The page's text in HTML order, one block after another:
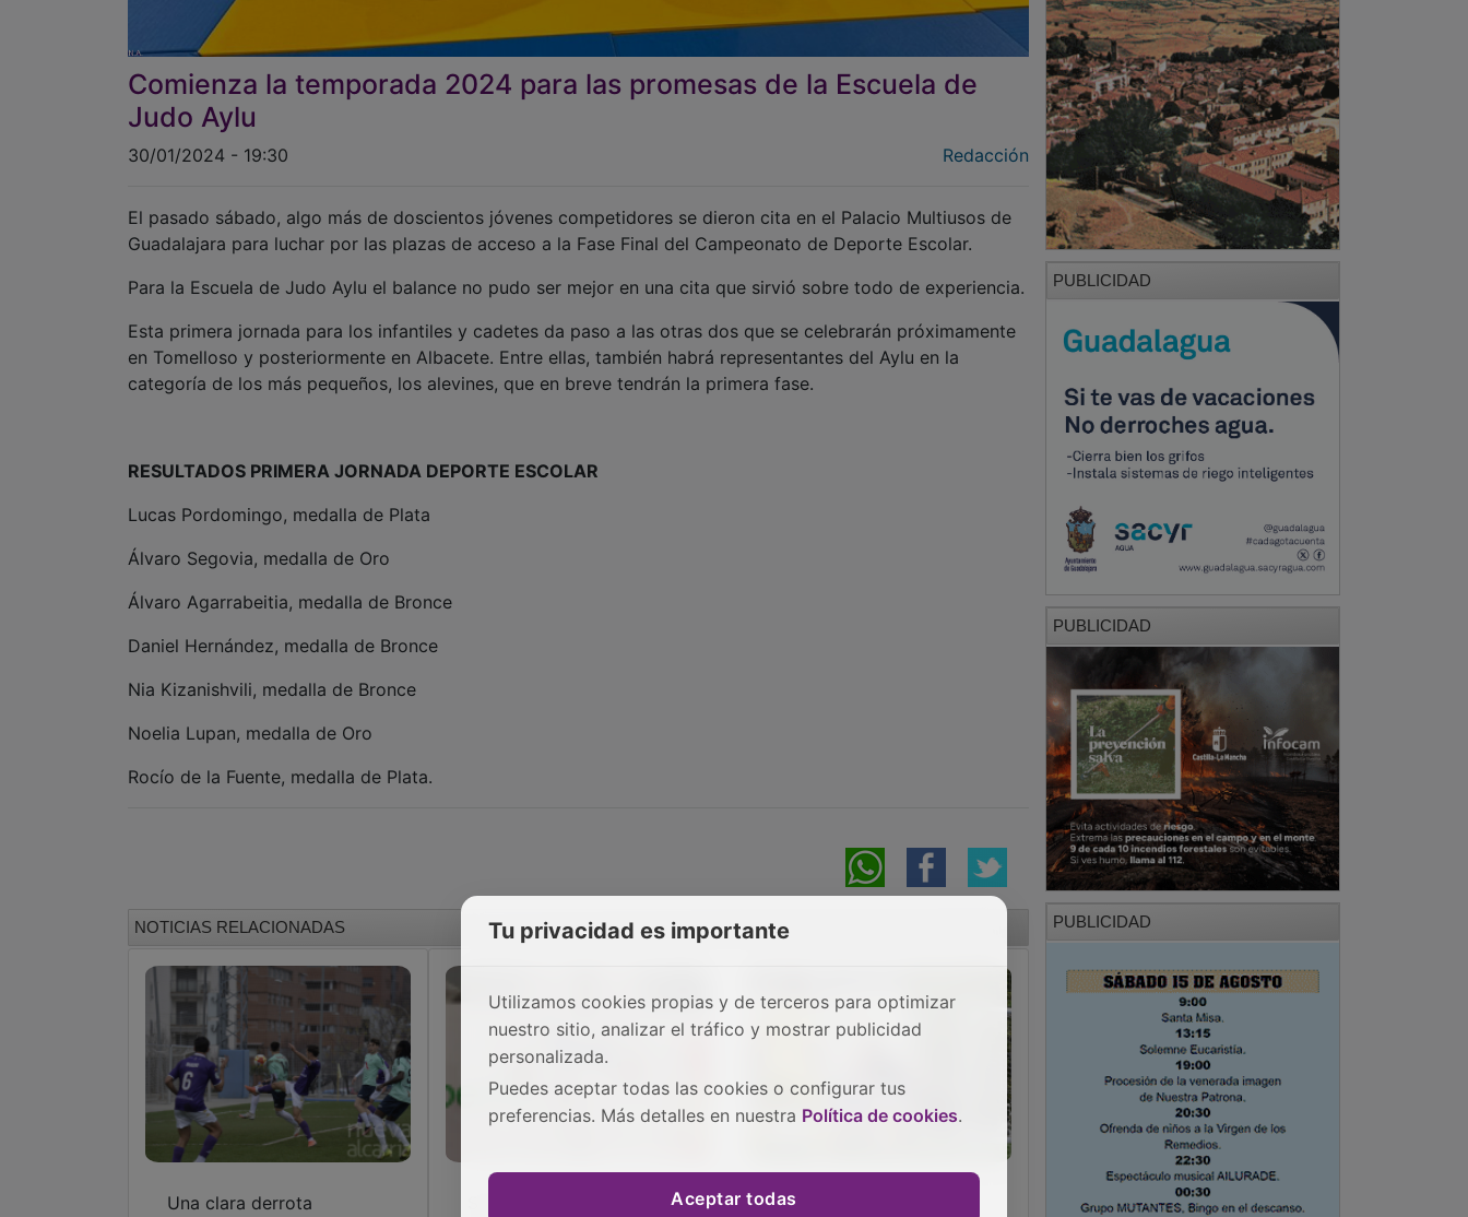
Comienza la temporada 2024 para las promesas de la Escuela de
Judo Aylu
30/01/2024 - 19:30 Redacción
El pasado sábado, algo más de doscientos jóvenes competidores se dieron cita en el Palacio Multiusos de
Guadalajara para luchar por las plazas de acceso a la Fase Final del Campeonato de Deporte Escolar.
Para la Escuela de Judo Aylu el balance no pudo ser mejor en una cita que sirvió sobre todo de experiencia.
Esta primera jornada para los infantiles y cadetes da paso a las otras dos que se celebrarán próximamente
en Tomelloso y posteriormente en Albacete. Entre ellas, también habrá representantes del Aylu en la
categoría de los más pequeños, los alevines, que en breve tendrán la primera fase.
RESULTADOS PRIMERA JORNADA DEPORTE ESCOLAR
Lucas Pordomingo, medalla de Plata
Álvaro Segovia, medalla de Oro
Álvaro Agarrabeitia, medalla de Bronce
Daniel Hernández, medalla de Bronce
Nia Kizanishvili, medalla de Bronce
Noelia Lupan, medalla de Oro
Rocío de la Fuente, medalla de Plata.
NOTICIAS RELACIONADAS
Una clara derrota
Tito muy tajante tras el
PUBLICIDAD
PUBLICIDAD
PUBLICIDAD
Tu privacidad es importante
Utilizamos cookies propias y de terceros para optimizar
nuestro sitio, analizar el tráfico y mostrar publicidad
personalizada.
Puedes aceptar todas las cookies o configurar tus
preferencias. Más detalles en nuestra Política de cookies.
Aceptar todas